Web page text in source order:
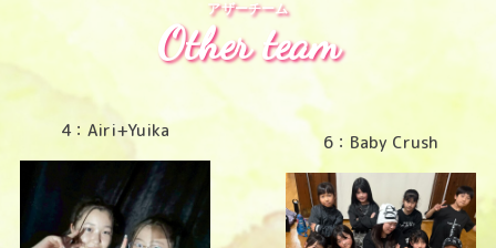
Other team
アザーチーム
4：Airi+Yuika
6：Baby Crush